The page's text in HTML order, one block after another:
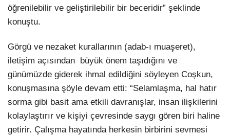
öğrenilebilir ve geliştirilebilir bir beceridir” şeklinde
konuştu.
Görgü ve nezaket kurallarının (adab-ı muaşeret),
iletişim açısından büyük önem taşıdığını ve
günümüzde giderek ihmal edildiğini söyleyen Coşkun,
konuşmasına şöyle devam etti: “Selamlaşma, hal hatır
sorma gibi basit ama etkili davranışlar, insan ilişkilerini
kolaylaştırır ve kişiyi çevresinde saygı gören biri haline
getirir. Çalışma hayatında herkesin birbirini sevmesi